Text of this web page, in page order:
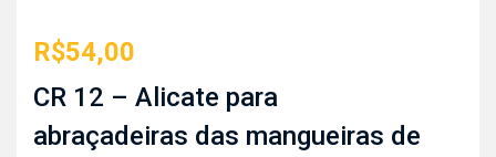
R$54,00
CR 12 – Alicate para
abraçadeiras das mangueiras de